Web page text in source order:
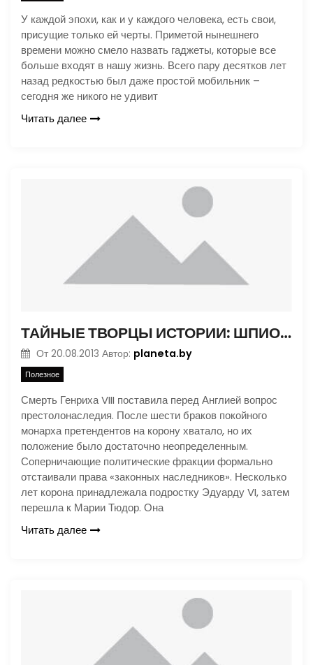
У каждой эпохи, как и у каждого человека, есть свои,
присущие только ей черты. Приметой нынешнего
времени можно смело назвать гаджеты, которые все
больше входят в нашу жизнь. Всего пару десятков лет
назад редкостью был даже простой мобильник –
сегодня же никого не удивит
Читать далее
ТАЙНЫЕ ТВОРЦЫ ИСТОРИИ: ШПИОНЫ И КОРОЛЕВА
От 20.08.2013 Автор: planeta.by
Полезное
Смерть Генриха VIII поставила перед Англией вопрос
престолонаследия. После шести браков покойного
монарха претендентов на корону хватало, но их
положение было достаточно неопределенным.
Соперничающие политические фракции формально
отстаивали права «законных наследников». Несколько
лет корона принадлежала подростку Эдуарду VI, затем
перешла к Марии Тюдор. Она
Читать далее